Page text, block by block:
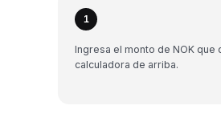
1
Ingresa el monto de NOK que
calculadora de arriba.